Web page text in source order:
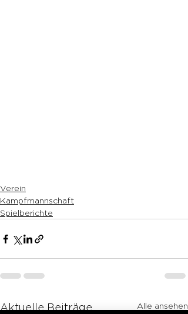
Verein
Kampfmannschaft
Spielberichte
Aktuelle Beiträge Alle ansehen